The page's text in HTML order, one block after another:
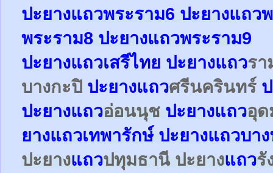
ปะยางแถวพระราม6 ปะยางแถว
พระราม8 ปะยางแถวพระราม9
ปะยางแถวเสรีไทย ปะยางแถวร
บางกะปิ ปะยางแถวศรีนครินทร์
ปะยางแถวอ่อนนุช ปะยางแถวอุ
ยางแถวเทพารักษ์ ปะยางแถวบา
ปะยางแถวปทุมธานี ปะยางแถวรั